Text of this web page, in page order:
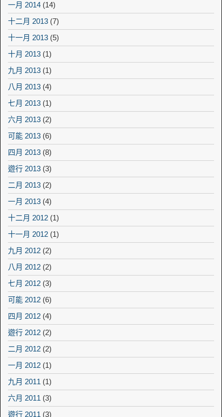
一月 2014 (14)
十二月 2013 (7)
十一月 2013 (5)
十月 2013 (1)
九月 2013 (1)
八月 2013 (4)
七月 2013 (1)
六月 2013 (2)
可能 2013 (6)
四月 2013 (8)
遊行 2013 (3)
二月 2013 (2)
一月 2013 (4)
十二月 2012 (1)
十一月 2012 (1)
九月 2012 (2)
八月 2012 (2)
七月 2012 (3)
可能 2012 (6)
四月 2012 (4)
遊行 2012 (2)
二月 2012 (2)
一月 2012 (1)
九月 2011 (1)
六月 2011 (3)
遊行 2011 (3)